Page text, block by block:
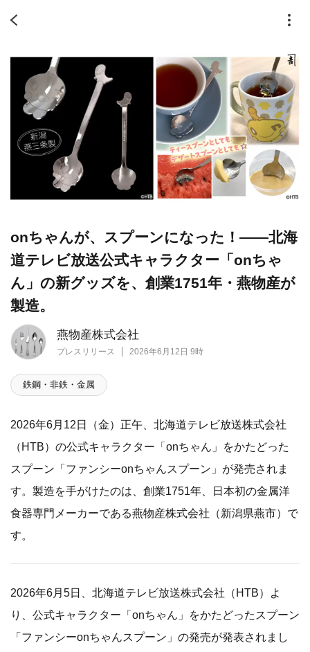
燕物産株式会社
プレスリリース 2026年6月12日 9時
onちゃんが、スプーンになった！——北海
道テレビ放送公式キャラクター「onちゃ
ん」の新グッズを、創業1751年・燕物産が
製造。
鉄鋼・非鉄・金属
2026年6月12日（金）正午、北海道テレビ放送株式会社
（HTB）の公式キャラクター「onちゃん」をかたどった
スプーン「ファンシーonちゃんスプーン」が発売されま
す。製造を手がけたのは、創業1751年、日本初の金属洋
食器専門メーカーである燕物産株式会社（新潟県燕市）で
す。
2026年6月5日、北海道テレビ放送株式会社（HTB）よ
り、公式キャラクター「onちゃん」をかたどったスプーン
「ファンシーonちゃんスプーン」の発売が発表されまし